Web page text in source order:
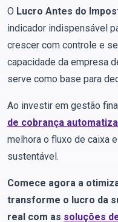
O Lucro Antes do
indicador indispensável
crescer com controle e
capacidade da empresa
serve como base para
Ao investir em gestão
de cobrança
melhora o fluxo de caixa
sustentável.
Comece agora a
transforme o lucro da
real com as soluções